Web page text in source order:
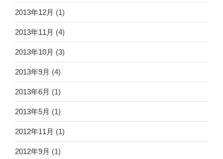
2013年12月 (1)
2013年11月 (4)
2013年10月 (3)
2013年9月 (4)
2013年6月 (1)
2013年5月 (1)
2012年11月 (1)
2012年9月 (1)